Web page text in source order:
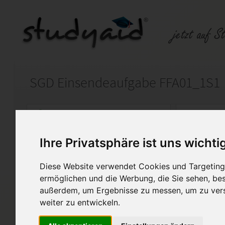
Ihre Privatsphäre ist uns
Diese Website verwendet Cookies und
ermöglichen und die Werbung, die Sie sehen,
außerdem, um Ergebnisse zu messen, um zu
weiter zu entwickeln.
SGD Einsendeaufgabe FFA01_1S1
Auf StudyAid.de verkaufen
Startseite Abitur und Hochschule
Französisch
Bestimmter & unbestimmter
Verbformen und Übersetzung